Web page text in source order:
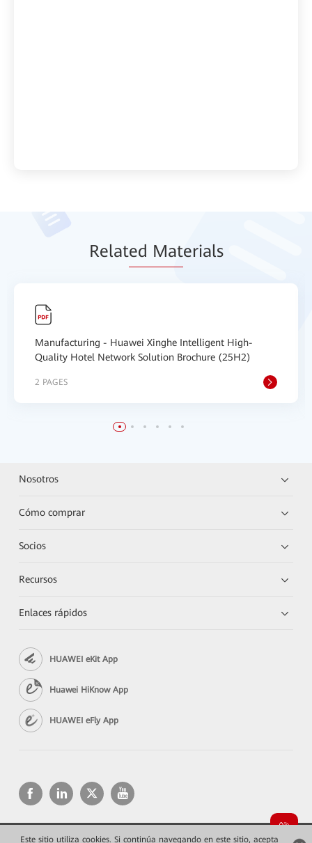
Este sitio utiliza cookies. Si continúa navegando en este sitio, acepta
Related Materials
Manufacturing - Huawei Xinghe Intelligent High-
Quality Hotel Network Solution Brochure (25H2)
2 PAGES
Nosotros
Cómo comprar
Socios
Recursos
Enlaces rápidos
HUAWEI eKit App
Huawei HiKnow App
HUAWEI eFly App
Copyright © 2026 Huawei Technologies Co., Ltd. Todos los derechos reservados.